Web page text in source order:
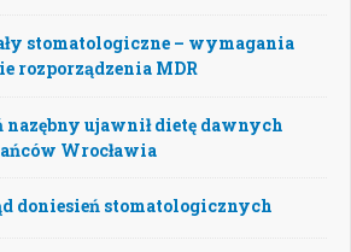
stomatologiczne – wymagania
rozporządzenia MDR
nazębny ujawnił dietę dawnych
Wrocławia
doniesień stomatologicznych